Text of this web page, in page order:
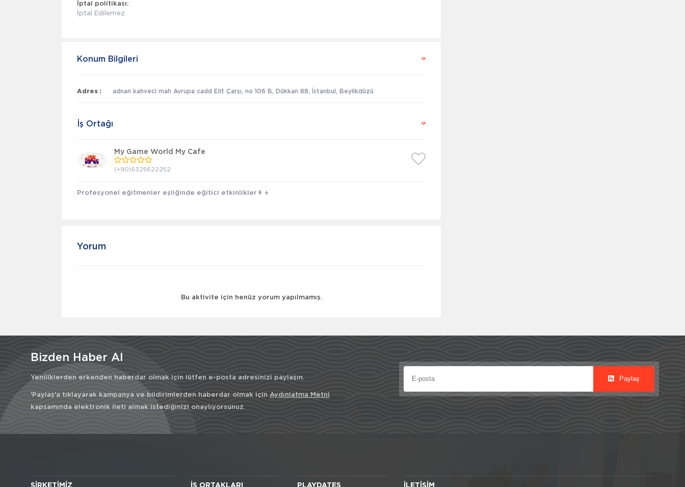
İptal politikası:
İptal Edilemez
Konum Bilgileri
Adres : adnan kahveci mah Avrupa cadd Elit Çarşı, no 106 B, Dükkan 88, İstanbul, Beylikdüzü
İş Ortağı
My Game World My Cafe
(+90)5325622252
Profesyonel eğitmenler eşliğinde eğitici etkinlikler👩‍👦
Yorum
Bu aktivite için henüz yorum yapılmamış.
Bizden Haber Al
Yeniliklerden erkenden haberdar olmak için lütfen e-posta adresinizi paylaşın.
'Paylaş'a tıklayarak kampanya ve bildirimlerden haberdar olmak için Aydınlatma Metni
kapsamında elektronik ileti almak istediğinizi onaylıyorsunuz.
Paylaş
ŞIRKETIMIZ İŞ ORTAKLARI PLAYDATES İLETIŞIM